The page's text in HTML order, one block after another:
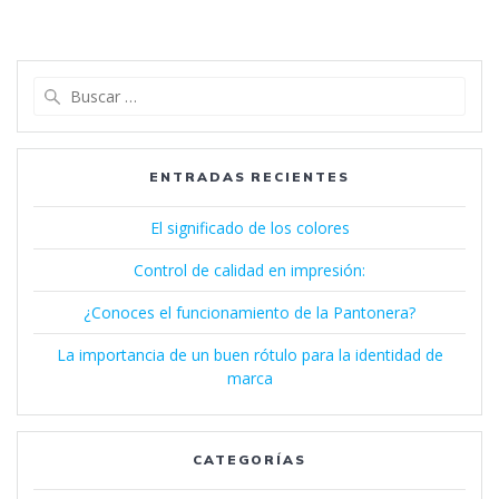
ENTRADAS RECIENTES
El significado de los colores
Control de calidad en impresión:
¿Conoces el funcionamiento de la Pantonera?
La importancia de un buen rótulo para la identidad de
marca
CATEGORÍAS